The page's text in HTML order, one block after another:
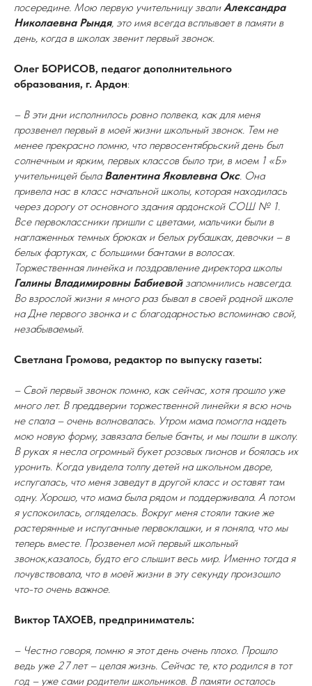
посередине. Мою первую учительницу звалиАлександра
Николаевна Рындя, это имя всегда всплывает в памяти в
день, когда в школах звенит первый звонок.
Олег БОРИСОВ, педагог дополнительного
образования, г. Ардон:
– В эти дни исполнилось ровно полвека, как для меня
прозвенел первый в моей жизни школьный звонок. Тем не
менее прекрасно помню, что первосентябрьский день был
солнечным и ярким, первых классов было три, в моем 1 «Б»
учительницей была Валентина Яковлевна Окс. Она
привела нас в класс начальной школы, которая находилась
через дорогу от основного здания ардонской СОШ № 1.
Все первоклассники пришли с цветами, мальчики были в
наглаженных темных брюках и белых рубашках, девочки – в
белых фартуках, с большими бантами в волосах.
Торжественная линейка и поздравление директора школы
Галины Владимировны Бабиевойзапомнились навсегда.
Во взрослой жизни я много раз бывал в своей родной школе
на Дне первого звонка и с благодарностью вспоминаю свой,
незабываемый.
Светлана Громова, редактор по выпуску газеты:
– Свой первый звонок помню, как сейчас, хотя прошло уже
много лет. В преддверии торжественной линейки я всю ночь
не спала – очень волновалась. Утром мама помогла надеть
мою новую форму, завязала белые банты, и мы пошли в школу.
В руках я несла огромный букет розовых пионов и боялась их
уронить. Когда увидела толпу детей на школьном дворе,
испугалась, что меня заведут в другой класс и оставят там
одну. Хорошо, что мама была рядом и поддерживала. А потом
я успокоилась, огляделась. Вокруг меня стояли такие же
растерянные и испуганные первоклашки, и я поняла, что мы
теперь вместе. Прозвенел мой первый школьный
звонок,казалось, будто его слышит весь мир. Именно тогда я
почувствовала, что в моей жизни в эту секунду произошло
что-то очень важное.
Виктор ТАХОЕВ, предприниматель:
– Честно говоря, помню я этот день очень плохо. Прошло
ведь уже 27 лет – целая жизнь. Сейчас те, кто родился в тот
год – уже сами родители школьников. В памяти осталось